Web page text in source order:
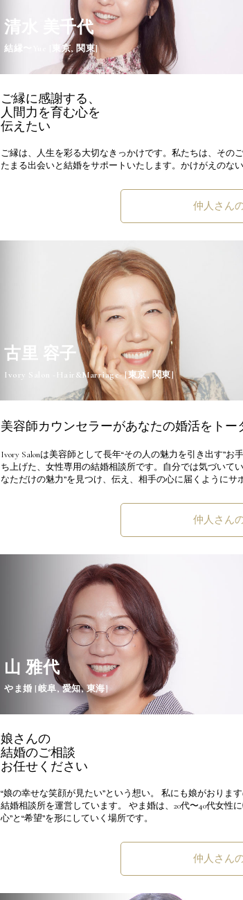
清水 美千代
結縁〜Yue [東京, 関東]
ご縁に感謝する、
人間力を育む心を
伝えたい
ご縁は、人生を彩る大切なきっかけです。私たちは、その
たまる出会いと結婚をサポートいたします。かけがえのな
仲人さん
古里 容子
Ivory Salon -Hair&Marriage- [東京, 関東]
美容師カウンセラーがあなたの婚活をトー
Ivory Salonは美容師として長年“その人の魅力を引き出す”
ち上げた、女性専用の結婚相談所です。自分では気づいて
なただけの魅力”を見つけ、伝え、相手の心に届くようにサ
仲人さん
山 雅代
やま婚 [岐阜, 愛知, 東海]
娘さんの
結婚のご相談
お任せください
“娘の幸せな笑顔が見たい”という想い。 私にも娘がおりま
結婚相談所を運営しています。 やま婚は、20代〜40代女性
心”と“希望”を形にしていく場所です。
仲人さん